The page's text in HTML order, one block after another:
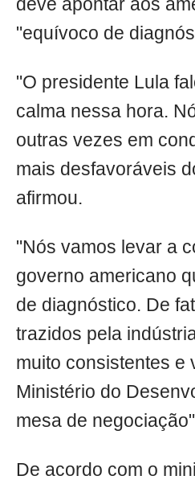
deve apontar aos
"equívoco de
"O presidente Lula
calma nessa hora.
outras vezes em
mais desfavoráveis
afirmou.
"Nós vamos levar a
governo americano
de diagnóstico. De
trazidos pela
muito consistentes e
Ministério do
mesa de
De acordo com o